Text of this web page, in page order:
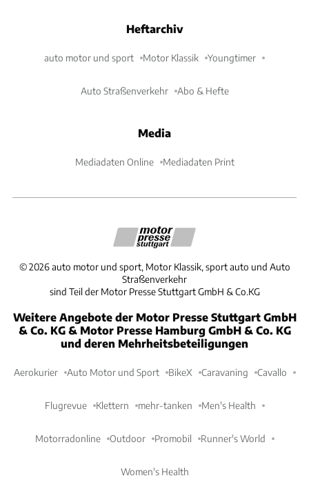
Heftarchiv
auto motor und sport Motor Klassik Youngtimer
Auto Straßenverkehr Abo & Hefte
Media
Mediadaten Online Mediadaten Print
©2026 auto motor und sport, Motor Klassik, sport auto und Auto
Straßenverkehr
sind Teil der Motor Presse Stuttgart GmbH & Co.KG
Weitere Angebote der Motor Presse Stuttgart GmbH
& Co. KG & Motor Presse Hamburg GmbH & Co. KG
und deren Mehrheitsbeteiligungen
Aerokurier Auto Motor und Sport BikeX Caravaning Cavallo
Flugrevue Klettern mehr-tanken Men's Health
Motorradonline Outdoor Promobil Runner's World
Women's Health